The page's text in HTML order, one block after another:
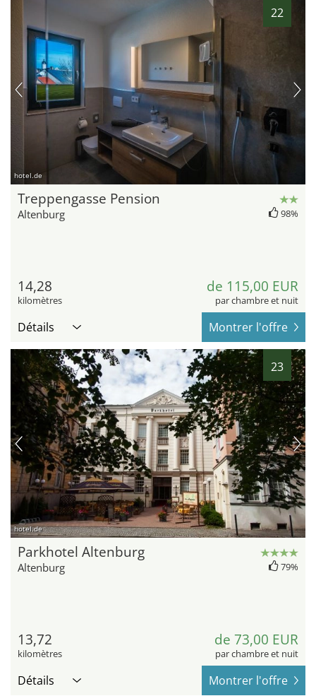
22
hotel.de
Treppengasse Pension
Altenburg 98%
14,28
kilomètres
de 115,00 EUR
par chambre et nuit
Détails Montrer l'offre
23
hotel.de
Parkhotel Altenburg
Altenburg 79%
13,72
kilomètres
de 73,00 EUR
par chambre et nuit
Détails Montrer l'offre